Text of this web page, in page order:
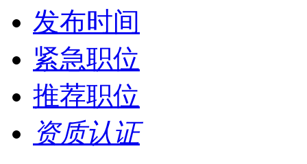
发布时间
紧急职位
推荐职位
资质认证